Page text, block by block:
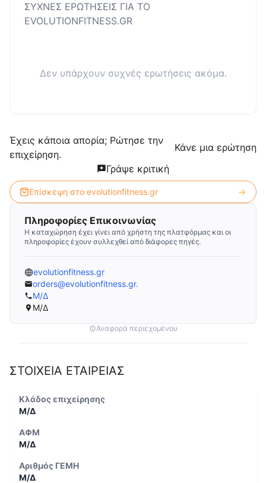
ΣΥΧΝΕΣ ΕΡΩΤΗΣΕΙΣ ΓΙΑ ΤΟ
EVOLUTIONFITNESS.GR
Δεν υπάρχουν συχνές ερωτήσεις ακόμα.
Έχεις κάποια απορία; Ρώτησε την
επιχείρηση.
Κάνε μια ερώτηση
Γράψε κριτική
Επίσκεψη στο evolutionfitness.gr
Πληροφορίες Επικοινωνίας
Η καταχώρηση έχει γίνει από χρήστη της πλατφόρμας και οι
πληροφορίες έχουν συλλεχθεί από διάφορες πηγές.
evolutionfitness.gr
orders@evolutionfitness.gr.
Μ/Δ
Μ/Δ
Αναφορά περιεχομένου
ΣΤΟΙΧΕΙΑ ΕΤΑΙΡΕΙΑΣ
Κλάδος επιχείρησης
Μ/Δ
ΑΦΜ
Μ/Δ
Αριθμός ΓΕΜΗ
Μ/Δ